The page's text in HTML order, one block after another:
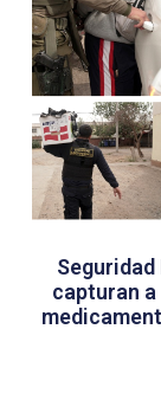
capturan